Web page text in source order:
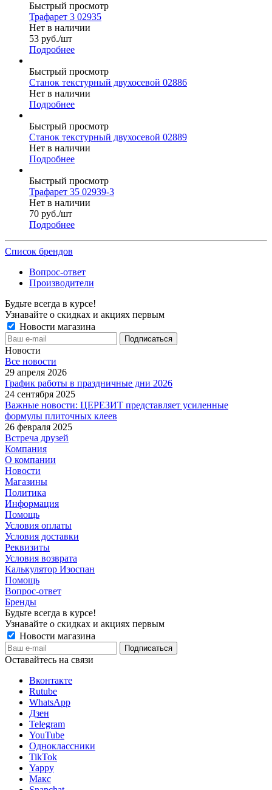
Быстрый просмотр
Трафарет 3 02935
Нет в наличии
53 руб./шт
Подробнее
Быстрый просмотр
Станок текстурный двухосевой 02886
Нет в наличии
Подробнее
Быстрый просмотр
Станок текстурный двухосевой 02889
Нет в наличии
Подробнее
Быстрый просмотр
Трафарет 35 02939-3
Нет в наличии
70 руб./шт
Подробнее
Список брендов
Вопрос-ответ
Производители
Будьте всегда в курсе!
Узнавайте о скидках и акциях первым
Новости магазина
Новости
Все новости
29 апреля 2026
График работы в праздничные дни 2026
24 сентября 2025
Важные новости: ЦЕРЕЗИТ представляет усиленные
формулы плиточных клеев
26 февраля 2025
Встреча друзей
Компания
О компании
Новости
Магазины
Политика
Информация
Помощь
Условия оплаты
Условия доставки
Реквизиты
Условия возврата
Калькулятор Изоспан
Помощь
Вопрос-ответ
Бренды
Будьте всегда в курсе!
Узнавайте о скидках и акциях первым
Новости магазина
Оставайтесь на связи
Вконтакте
Rutube
WhatsApp
Дзен
Telegram
YouTube
Одноклассники
TikTok
Yappy
Макс